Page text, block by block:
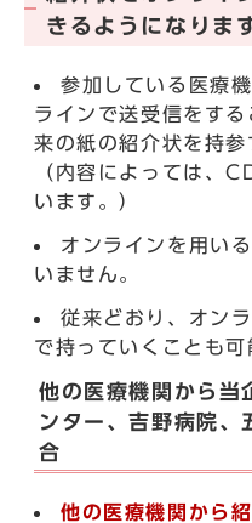
きるようになりま
参加している医療
ラインで送受信をす
来の紙の紹介状を持参
（内容によっては、
います。）
オンラインを用い
いません。
従来どおり、オン
で持っていくことも可
他の医療機関から当
ンター、吉野病院、
合
他の医療機関から